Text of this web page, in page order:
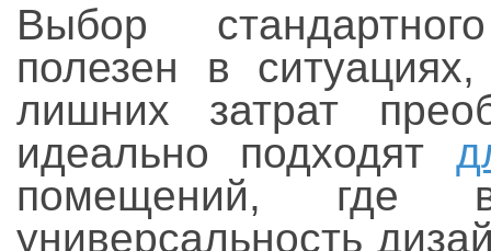
Выбор
полезен в
лишних затрат
идеально подходят
помещений, где
универсальность